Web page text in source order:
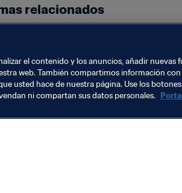
relacionados
el contenido y los anuncios, añadir nuevas
web. También compartimos información
usted hace de nuestra página. Use los
ni compartan sus datos personales.